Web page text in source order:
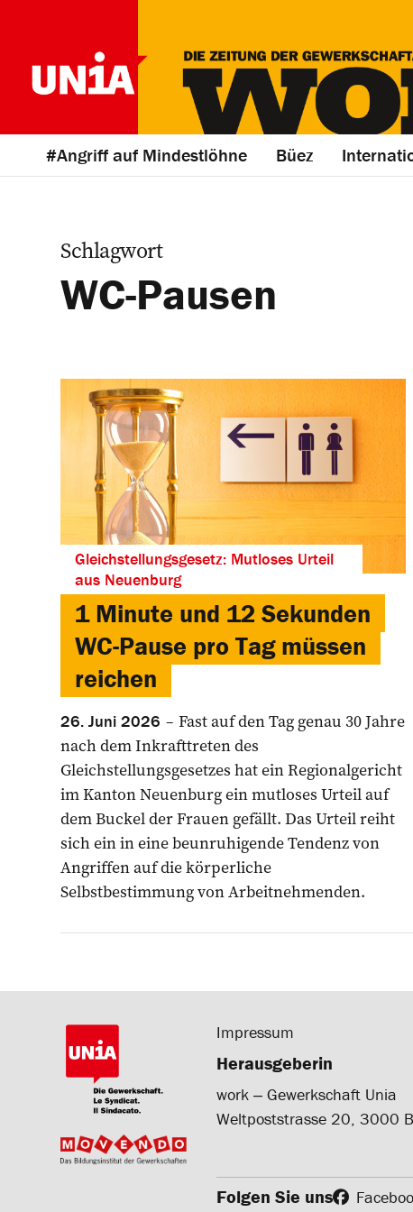
#Angriff auf Mindestlöhne Büez
Schlagwort
WC-Pausen
Gleichstellungsgesetz: Mutloses Urteil
aus Neuenburg
1 Minute und 12 Sekunden
WC-Pause pro Tag müssen
reichen
26. Juni 2026
Fast auf den Tag genau 30 Jahre
nach dem Inkrafttreten des
Gleichstellungsgesetzes hat ein Regionalgericht
im Kanton Neuenburg ein mutloses Urteil auf
dem Buckel der Frauen gefällt. Das Urteil reiht
sich ein in eine beunruhigende Tendenz von
Angriffen auf die körperliche
Selbstbestimmung von Arbeitnehmenden.
Impressum
Herausgeberin
work ‒ Gewerkschaft Unia
Weltpoststrasse 20, 3000
Folgen Sie uns